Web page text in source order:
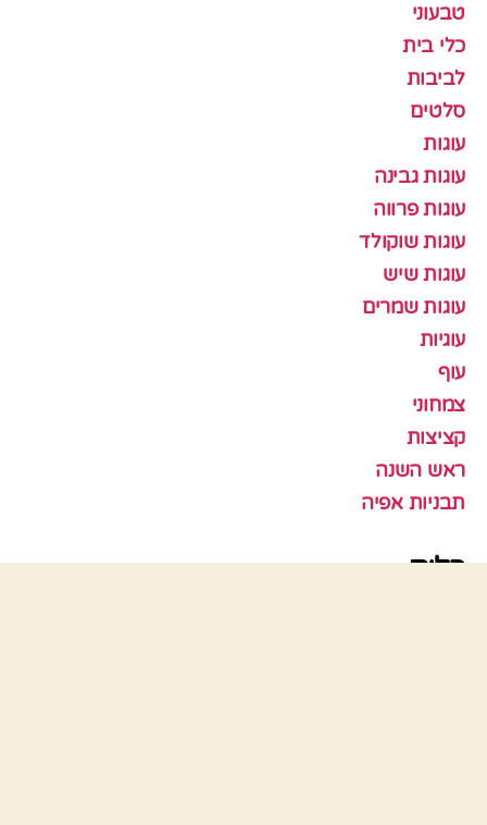
טבעוני
כלי בית
לביבות
סלטים
עוגות
עוגות גבינה
עוגות פרווה
עוגות שוקולד
עוגות שיש
עוגות שמרים
עוגיות
עוף
צמחוני
קציצות
ראש השנה
תבניות אפיה
כלים